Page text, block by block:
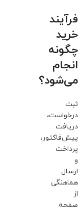
فرآیند
خرید
چگونه
انجام
می‌شود؟
ثبت
درخواست،
دریافت
پیش‌فاکتور،
پرداخت
و
ارسال.
هماهنگی
از
صفحه